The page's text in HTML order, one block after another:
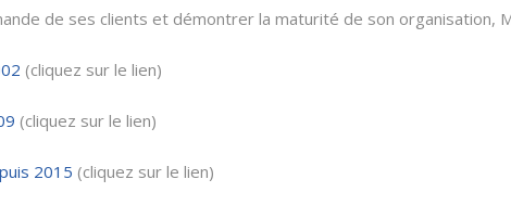
de ses clients et démontrer la maturité de son organisation,
(cliquez sur le lien)
(cliquez sur le lien)
2015 (cliquez sur le lien)